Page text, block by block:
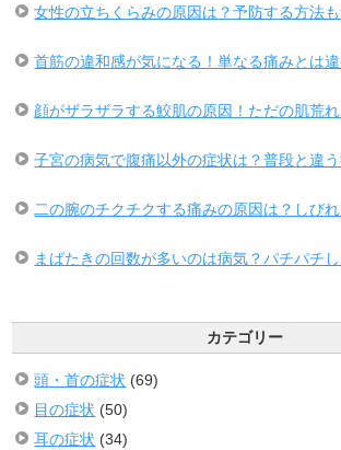
女性の立ちくらみの原因は？予防する方法も
首筋の違和感が気になる！単なる痛みとは違
顔がザラザラする鮫肌の原因！ただの肌荒れ
子宮の病気で腹痛以外の症状は？普段と違う
二の腕のチクチクする痛みの原因は？しびれ
まばたきの回数が多いのは病気？パチパチ
カテゴリー
頭・首の症状 (69)
目の症状 (50)
耳の症状 (34)